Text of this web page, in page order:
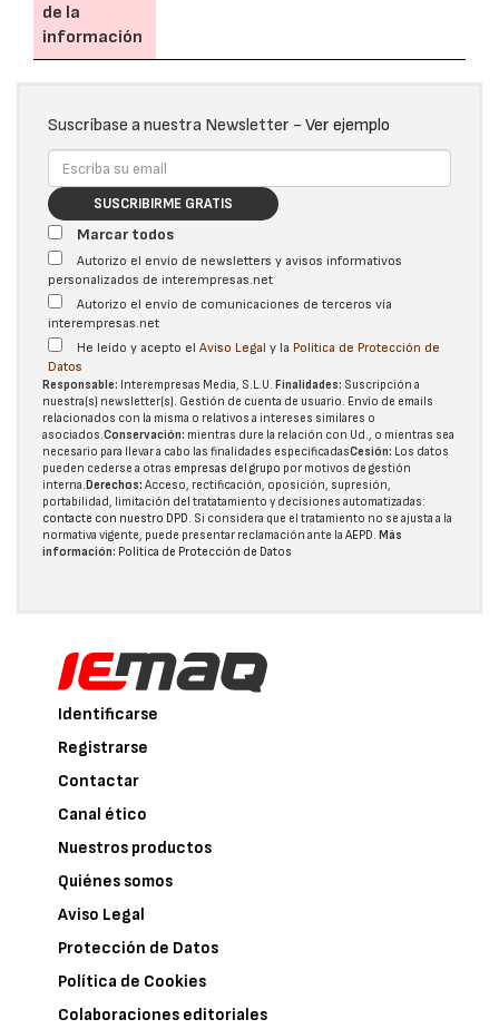
de la
información
Suscríbase a nuestra Newsletter - Ver ejemplo
SUSCRIBIRME GRATIS
Marcar todos
Autorizo el envío de newsletters y avisos informativos
personalizados de interempresas.net
Autorizo el envío de comunicaciones de terceros vía
interempresas.net
He leído y acepto el Aviso Legal y la Política de Protección de
Datos
Responsable: Interempresas Media, S.L.U. Finalidades: Suscripción a
nuestra(s) newsletter(s). Gestión de cuenta de usuario. Envío de emails
relacionados con la misma o relativos a intereses similares o
asociados.Conservación: mientras dure la relación con Ud., o mientras sea
necesario para llevar a cabo las finalidades especificadasCesión: Los datos
pueden cederse a otras empresas del grupo por motivos de gestión
interna.Derechos: Acceso, rectificación, oposición, supresión,
portabilidad, limitación del tratatamiento y decisiones automatizadas:
contacte con nuestro DPD. Si considera que el tratamiento no se ajusta a la
normativa vigente, puede presentar reclamación ante la AEPD. Más
información: Política de Protección de Datos
Identificarse
Registrarse
Contactar
Canal ético
Nuestros productos
Quiénes somos
Aviso Legal
Protección de Datos
Política de Cookies
Colaboraciones editoriales